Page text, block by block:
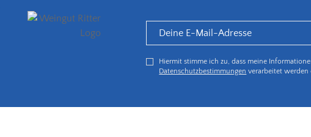
Hiermit stimme ich zu, dass meine
Datenschutzbestimmungen verarbeitet werden